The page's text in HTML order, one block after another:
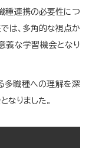
種連携の必要性につ
は、多角的な視点か
義な学習機会となり
多職種への理解を深
なりました。